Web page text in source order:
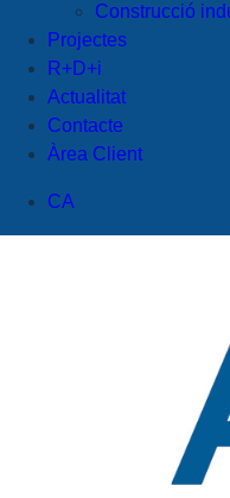
Construcció
Projectes
R+D+i
Actualitat
Contacte
Àrea Client
CA